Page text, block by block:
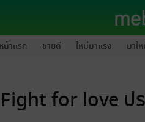
หน้าแรก ขายดี ใหม่มาแรง มาใ
Fight for love ป